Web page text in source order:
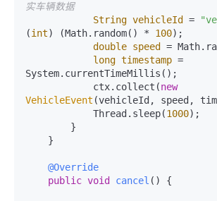
实车辆数据
String vehicleId =
(int) (Math.random() * 100);
double speed =
long timestamp =
System.currentTimeMillis();
            ctx.collect(
new
VehicleEvent (vehicleId, speed,
            Thread.sleep(
1000);
@Override
public void cancel () {